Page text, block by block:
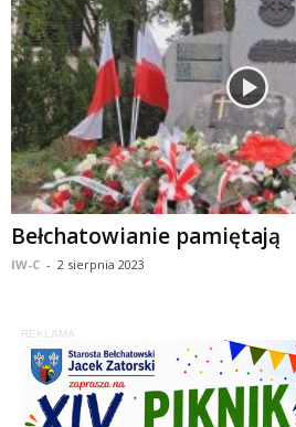
Bełchatowianie pamiętają
IW-C - 2 sierpnia 2023
REKLAMA